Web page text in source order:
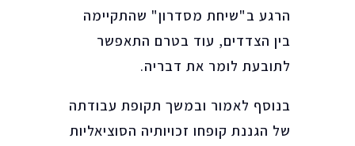
הרגע ב"שיחת מסדרון" שהתקיימה
בין הצדדים, עוד בטרם התאפשר
לתובעת לומר את דבריה.
בנוסף לאמור ובמשך תקופת עבודתה
של הגננת קופחו זכויותיה הסוציאליות